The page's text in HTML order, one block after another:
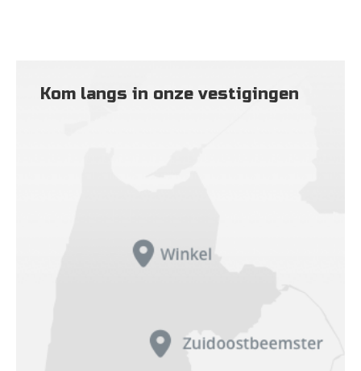
Kom langs in onze vestigingen